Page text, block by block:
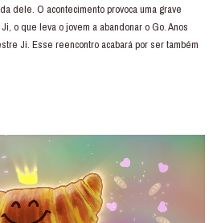
dele. O acontecimento provoca uma grave
o que leva o jovem a abandonar o Go. Anos
Ji. Esse reencontro acabará por ser também